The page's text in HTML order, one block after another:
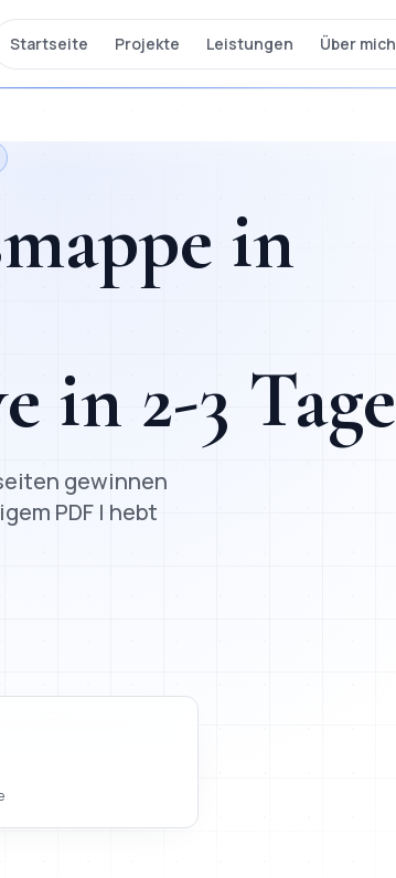
Startseite Projekte Leistungen Über mich
in
in 2-3 Tage
gewinnen
PDF | hebt